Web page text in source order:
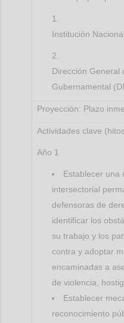
Institución
Dirección General
Gubernamental
Proyección: Plazo
Actividades clave
Año 1
Establecer una
intersectorial
defensoras de
identificar los
su trabajo y los
contra y adoptar
encaminadas a
de violencia,
Establecer
reconocimiento